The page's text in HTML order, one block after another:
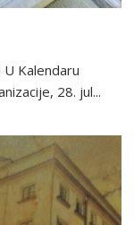
Kalendaru
28. jul...